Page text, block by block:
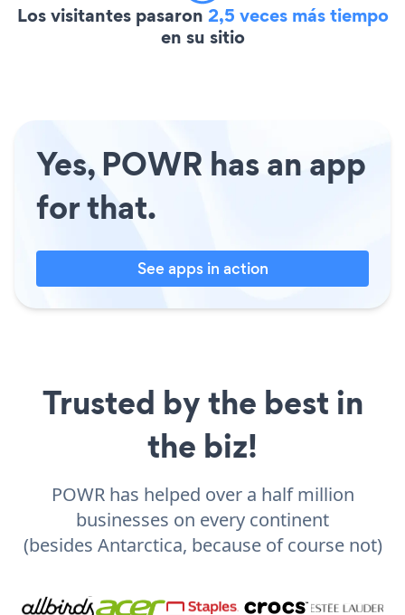
Los visitantes pasaron 2,5 veces más tiempo
en su sitio
Yes, POWR has an app
for that.
See apps in action
Trusted by the best in
the biz!
POWR has helped over a half million
businesses on every continent
(besides Antarctica, because of course not)